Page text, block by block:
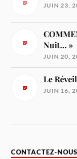
JUIN 23,
Nuit… »
JUIN 20,
Le
JUIN 16,
CONTACTEZ-NOUS